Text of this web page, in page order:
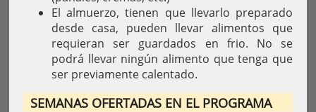
El almuerzo, tienen que llevarlo preparado
desde casa, pueden llevar alimentos que
requieran ser guardados en frio. No se
podrá llevar ningún alimento que tenga que
ser previamente calentado.
SEMANAS OFERTADAS EN EL PROGRAMA